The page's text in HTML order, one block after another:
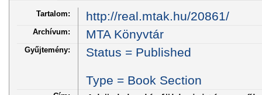
Tartalom: http://real.mtak.hu/20861/
Archívum: MTA Könyvtár
Gyűjtemény: Status = Published
Type = Book Section